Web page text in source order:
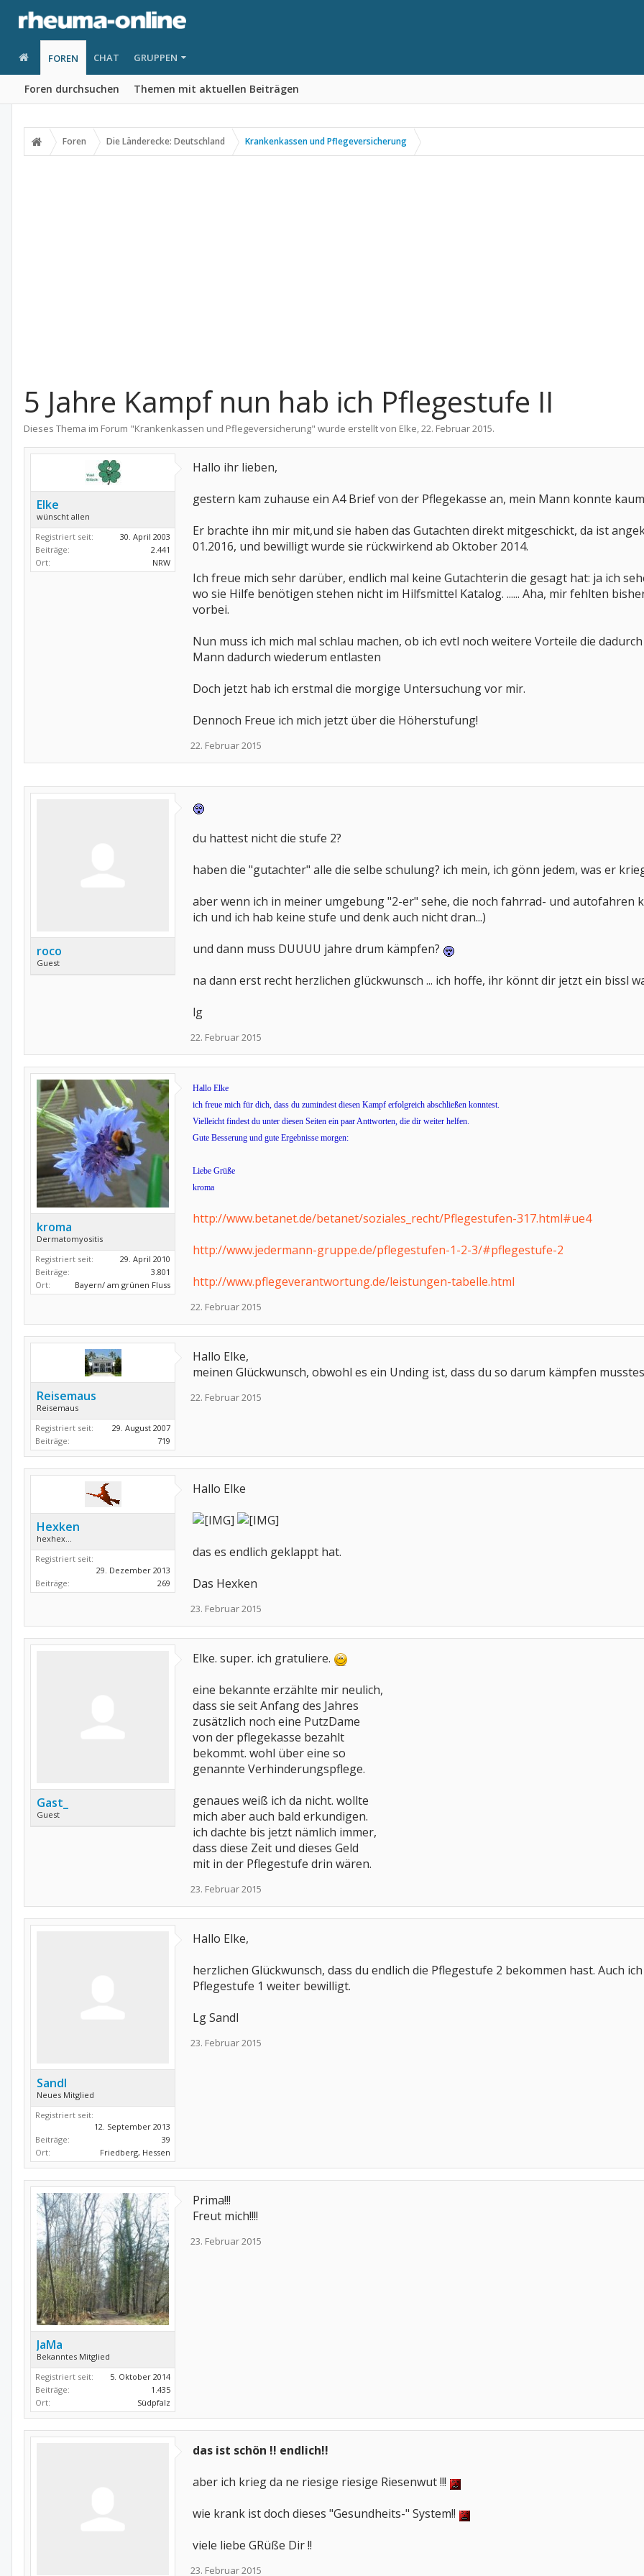
FOREN
Foren durchsuchen Themen mit aktuellen Beiträgen
CHAT GRUPPEN
Foren Die Länderecke: Deutschland Krankenkassen und Pflegeversicherung
5 Jahre Kampf nun hab ich Pflegestufe II
Dieses Thema im Forum "Krankenkassen und Pflegeversicherung" wurde erstellt von Elke,22. Februar 2015.
Elke
wünscht allen
Registriert seit:
30. April 2003
Beiträge:
2.441
Ort:
NRW
Hallo ihr lieben,
gestern kam zuhause ein A4 Brief von der Pflegekasse an, mein Mann konnte
Er brachte ihn mir mit,und sie haben das Gutachten direkt mitgeschickt, da ist
01.2016, und bewilligt wurde sie rückwirkend ab Oktober 2014.
Ich freue mich sehr darüber, endlich mal keine Gutachterin die gesagt hat: ja ich
wo sie Hilfe benötigen stehen nicht im Hilfsmittel Katalog. ...... Aha, mir fehlten
vorbei.
Nun muss ich mich mal schlau machen, ob ich evtl noch weitere Vorteile die
Mann dadurch wiederum entlasten
Doch jetzt hab ich erstmal die morgige Untersuchung vor mir.
Dennoch Freue ich mich jetzt über die Höherstufung!
22. Februar 2015
roco
Guest
du hattest nicht die stufe 2?
haben die "gutachter" alle die selbe schulung? ich mein, ich gönn jedem, was er
aber wenn ich in meiner umgebung "2-er" sehe, die noch fahrrad- und autofahren
ich und ich hab keine stufe und denk auch nicht dran...)
und dann muss DUUUU jahre drum kämpfen?
na dann erst recht herzlichen glückwunsch ... ich hoffe, ihr könnt dir jetzt ein bissl
lg
22. Februar 2015
kroma
Dermatomyositis
Registriert seit:
29. April 2010
Beiträge:
3.801
Ort:
Bayern/ am grünen Fluss
Hallo Elke
ich freue mich für dich, dass du zumindest diesen Kampf erfolgreich abschließen konntest.
Vielleicht findest du unter diesen Seiten ein paar Anttworten, die dir weiter helfen.
Gute Besserung und gute Ergebnisse morgen:
Liebe Grüße
kroma
http://www.betanet.de/betanet/soziales_recht/Pflegestufen-317.html#ue4
http://www.jedermann-gruppe.de/pflegestufen-1-2-3/#pflegestufe-2
http://www.pflegeverantwortung.de/leistungen-tabelle.html
22. Februar 2015
Reisemaus
Reisemaus
Registriert seit:
29. August 2007
Beiträge:
719
Hallo Elke,
meinen Glückwunsch, obwohl es ein Unding ist, dass du so darum kämpfen
22. Februar 2015
Hexken
hexhex...
Registriert seit:
29. Dezember 2013
Beiträge:
269
Hallo Elke
das es endlich geklappt hat.
Das Hexken
23. Februar 2015
Gast_
Guest
Elke. super. ich gratuliere.
eine bekannte erzählte mir neulich,
dass sie seit Anfang des Jahres
zusätzlich noch eine PutzDame
von der pflegekasse bezahlt
bekommt. wohl über eine so
genannte Verhinderungspflege.
genaues weiß ich da nicht. wollte
mich aber auch bald erkundigen.
ich dachte bis jetzt nämlich immer,
dass diese Zeit und dieses Geld
mit in der Pflegestufe drin wären.
23. Februar 2015
Sandl
Neues Mitglied
Registriert seit:
12. September 2013
Beiträge:
39
Ort:
Friedberg, Hessen
Hallo Elke,
herzlichen Glückwunsch, dass du endlich die Pflegestufe 2 bekommen hast. Auch
Pflegestufe 1 weiter bewilligt.
Lg Sandl
23. Februar 2015
JaMa
Bekanntes Mitglied
Registriert seit:
5. Oktober 2014
Beiträge:
1.435
Ort:
Südpfalz
Prima!!!
Freut mich!!!!
23. Februar 2015
das ist schön !! endlich!!
aber ich krieg da ne riesige riesige Riesenwut !!!
wie krank ist doch dieses "Gesundheits-" System!!
viele liebe GRüße Dir !!
23. Februar 2015